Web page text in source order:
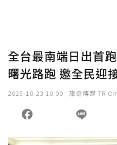
全台最南端日出首
曙光路跑 邀全民迎
2025-10-23 10:00 旅奇傳媒 TR